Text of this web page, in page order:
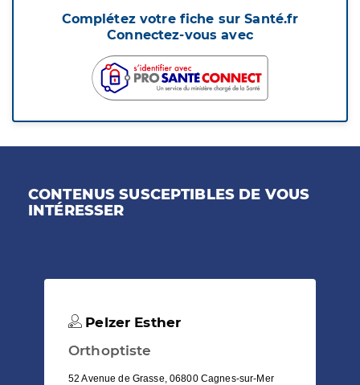
Complétez votre fiche sur Santé.fr
Connectez-vous avec
CONTENUS SUSCEPTIBLES DE VOUS
INTÉRESSER
Pelzer Esther
Orthoptiste
52 Avenue de Grasse, 06800 Cagnes-sur-Mer